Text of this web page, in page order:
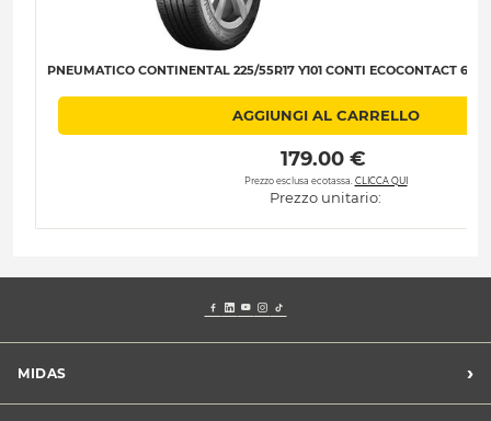
PNEUMATICO CONTINENTAL 225/55R17 Y101 CONTI ECOCONTACT 6
AGGIUNGI AL CARRELLO
179.00 €
Prezzo esclusa ecotassa. CLICCA QUI
Prezzo unitario:
MIDAS ›